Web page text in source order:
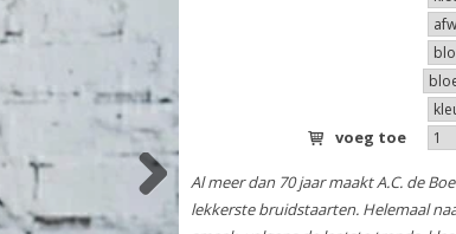
passen bij jullie als stel en bij de stijl van jullie
bruiloft. Misschien kies je graag voor een klassieke
taart: wit, met bloemen of een variant daarvan.
Wellicht wil je graag dat de bloemen uit jouw
bruidsboeket terugkomen in de taart. Of kies je
graag voor iets heel anders en ben je benieuwd
naar de mogelijkheden voor een pièce montée,
voor macarons of petits fours. Voor ieder stel is er
een andere taart die bij hen past en daarom is
iedere taart die wij maken uniek.